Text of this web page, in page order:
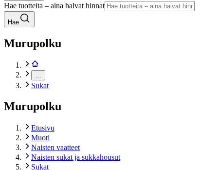
Hae tuotteita – aina halvat hinnat
Hae
Murupolku
Sukat
Murupolku
Etusivu
Muoti
Naisten vaatteet
Naisten sukat ja sukkahousut
Sukat